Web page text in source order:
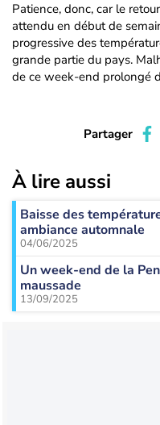
Patience, donc, car le
attendu en début de
progressive des
grande partie du pays.
de ce week-end prolongé
Partager
À lire aussi
Baisse des
ambiance automnale
04/06/2025
Un week-end de la
maussade
13/09/2025